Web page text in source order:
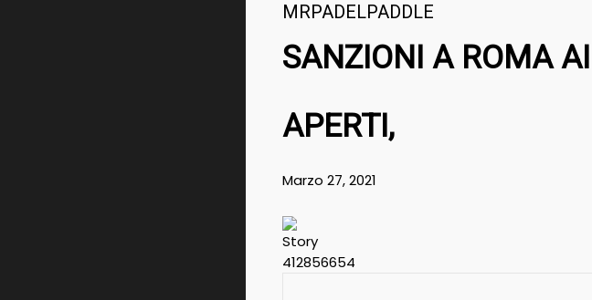
MRPADELPADDLE
SANZIONI A ROMA
APERTI,
Marzo 27, 2021